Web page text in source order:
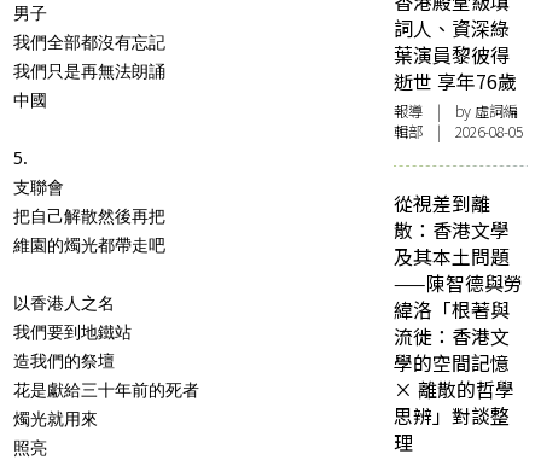
男子
我們全部都沒有忘記
我們只是再無法朗誦
中國
5.
支聯會
把自己解散然後再把
維園的燭光都帶走吧
以香港人之名
我們要到地鐵站
造我們的祭壇
花是獻給三十年前的死者
燭光就用來
照亮
詞人、資深綠
葉演員黎彼得
逝世 享年76歲
報導 | by 虛詞編
輯部 | 2026-08-05
從視差到離
散：香港文學
及其本土問題
——陳智德與勞
緯洛「根著與
流徙：香港文
學的空間記憶
× 離散的哲學
思辨」對談整
理